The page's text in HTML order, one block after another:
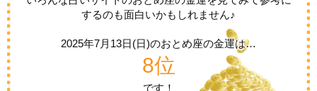
するのも面白いかもしれません♪
2025年7月13日(日)のおとめ座の金運は…
8位
です！